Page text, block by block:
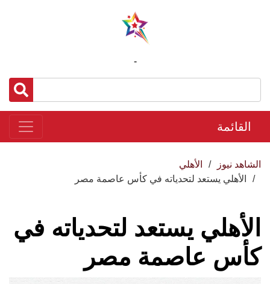
-
القائمة
الشاهد نيوز
الأهلي
الأهلي يستعد لتحدياته في كأس عاصمة مصر
الأهلي يستعد لتحدياته في
كأس عاصمة مصر